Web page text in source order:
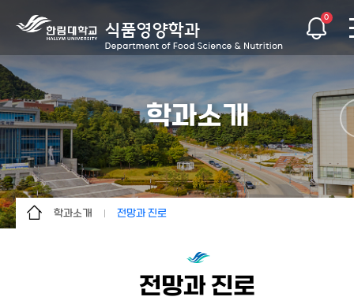
0
학과소개
학과소개 전망과 진로
교과과정전망과 진로